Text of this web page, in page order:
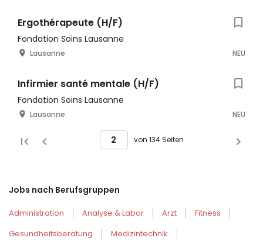
Ergothérapeute (H/F)
Fondation Soins Lausanne
Lausanne NEU
Infirmier santé mentale (H/F)
Fondation Soins Lausanne
Lausanne NEU
von 134 Seiten
Jobs nach Berufsgruppen
Administration Analyse & Labor Arzt
Fitness
Gesundheitsberatung
Medizintechnik